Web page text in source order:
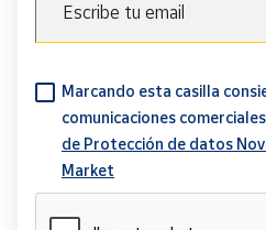
Escribe tu email
Marcando esta casilla
comunicaciones
de Protección de datos
Market